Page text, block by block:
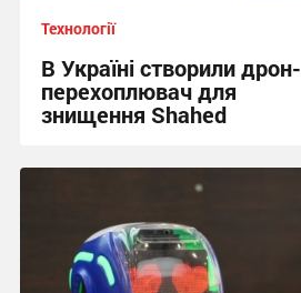
Технології
В Україні створили дрон-
перехоплювач для
знищення Shahed